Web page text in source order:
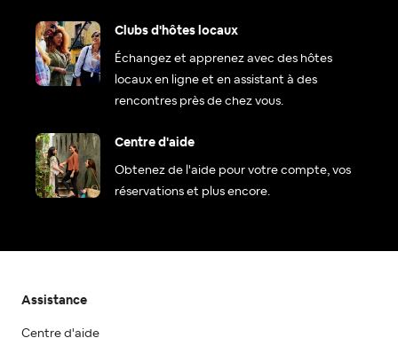
Clubs d'hôtes locaux
Échangez et apprenez avec des hôtes
locaux en ligne et en assistant à des
rencontres près de chez vous.
Centre d'aide
Obtenez de l'aide pour votre compte, vos
réservations et plus encore.
Assistance
Centre d'aide